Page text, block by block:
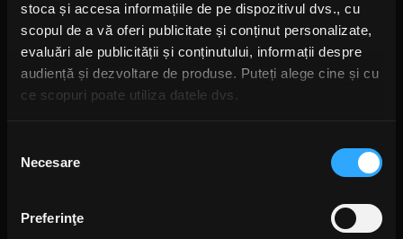
stoca și accesa informațiile de pe dispozitivul dvs., cu
scopul de a vă oferi publicitate și conținut personalizate,
evaluări ale publicității și conținutului, informații despre
audiență și dezvoltare de produse. Puteți alege cine și cu
ce scopuri poate utiliza datele dvs.
Să colectăm informațiile cu privire la locația dvs.
Să vă identificăm dispozitivul scanândul-l în mod
activ după caracteristici specifice (amprentare)
consimțământului
Necesare
Preferinţe
Yngwie Malmsteen anunță
albumul Hell or High Water și